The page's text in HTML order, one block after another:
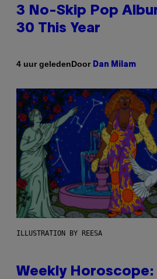
3 No-Skip Pop
30 This Year
4 uur geledenDoor Dan Milam
ILLUSTRATION BY REESA
Weekly